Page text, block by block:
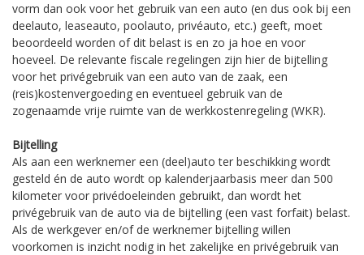
vorm dan ook voor het gebruik van een auto (en dus ook bij een
deelauto, leaseauto, poolauto, privéauto, etc.) geeft, moet
beoordeeld worden of dit belast is en zo ja hoe en voor
hoeveel. De relevante fiscale regelingen zijn hier de bijtelling
voor het privégebruik van een auto van de zaak, een
(reis)kostenvergoeding en eventueel gebruik van de
zogenaamde vrije ruimte van de werkkostenregeling (WKR).
Bijtelling
Als aan een werknemer een (deel)auto ter beschikking wordt
gesteld én de auto wordt op kalenderjaarbasis meer dan 500
kilometer voor privédoeleinden gebruikt, dan wordt het
privégebruik van de auto via de bijtelling (een vast forfait) belast.
Als de werkgever en/of de werknemer bijtelling willen
voorkomen is inzicht nodig in het zakelijke en privégebruik van